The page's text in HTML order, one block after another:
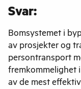
Svar:
Bomsystemet i
av prosjekter og
persontransport
fremkommelighet
av de mest